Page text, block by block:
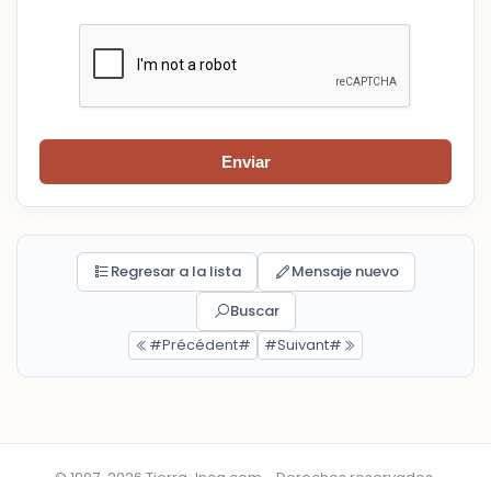
Enviar
Regresar a la lista
Mensaje nuevo
Buscar
#Précédent#
#Suivant#